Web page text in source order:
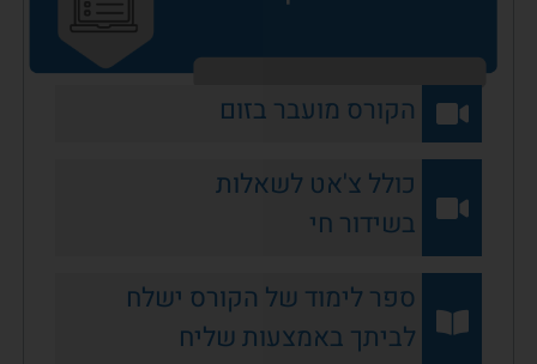
הקורס מועבר בזום
כולל צ'אט לשאלות
בשידור חי
ספר לימוד של הקורס ישלח
לביתך באמצעות שליח